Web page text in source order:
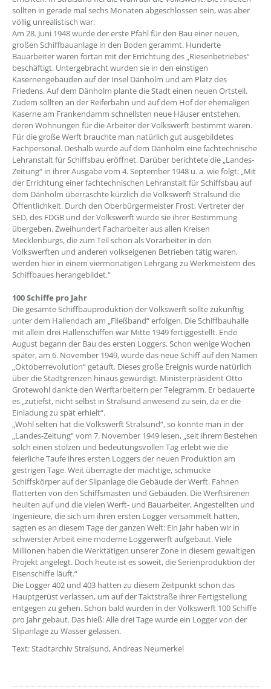
sollten in gerade mal sechs Monaten abgeschlossen sein, was aber
völlig unrealistisch war.
Am 28. Juni 1948 wurde der erste Pfahl für den Bau einer neuen,
großen Schiffbauanlage in den Boden gerammt. Hunderte
Bauarbeiter waren fortan mit der Errichtung des „Riesenbetriebes“
beschäftigt. Untergebracht wurden sie in den einstigen
Kasernengebäuden auf der Insel Dänholm und am Platz des
Friedens. Auf dem Dänholm plante die Stadt einen neuen Ortsteil.
Zudem sollten an der Reiferbahn und auf dem Hof der ehemaligen
Kaserne am Frankendamm schnellsten neue Häuser entstehen,
deren Wohnungen für die Arbeiter der Volkswerft bestimmt waren.
Für die große Werft brauchte man natürlich gut ausgebildetes
Fachpersonal. Deshalb wurde auf dem Dänholm eine fachtechnische
Lehranstalt für Schiffsbau eröffnet. Darüber berichtete die „Landes-
Zeitung“ in ihrer Ausgabe vom 4. September 1948 u. a. wie folgt: „Mit
der Errichtung einer fachtechnischen Lehranstalt für Schiffsbau auf
dem Dänholm überraschte kürzlich die Volkswerft Stralsund die
Öffentlichkeit. Durch den Oberbürgermeister Frost, Vertreter der
SED, des FDGB und der Volkswerft wurde sie ihrer Bestimmung
übergeben. Zweihundert Facharbeiter aus allen Kreisen
Mecklenburgs, die zum Teil schon als Vorarbeiter in den
Volkswerften und anderen volkseigenen Betrieben tätig waren,
werden hier in einem viermonatigen Lehrgang zu Werkmeistern des
Schiffbaues herangebildet.“
100 Schiffe pro Jahr
Die gesamte Schiffbauproduktion der Volkswerft sollte zukünftig
unter dem Hallendach am „Fließband“ erfolgen. Die Schiffbauhalle
mit allein drei Hallenschiffen war Mitte 1949 fertiggestellt. Ende
August begann der Bau des ersten Loggers. Schon wenige Wochen
später, am 6. November 1949, wurde das neue Schiff auf den Namen
„Oktoberrevolution“ getauft. Dieses große Ereignis wurde natürlich
über die Stadtgrenzen hinaus gewürdigt. Ministerpräsident Otto
Grotewohl dankte den Werftarbeitern per Telegramm. Er bedauerte
es „zutiefst, nicht selbst in Stralsund anwesend zu sein, da er die
Einladung zu spät erhielt“.
„Wohl selten hat die Volkswerft Stralsund“, so konnte man in der
„Landes-Zeitung“ vom 7. November 1949 lesen, „seit ihrem Bestehen
solch einen stolzen und bedeutungsvollen Tag erlebt wie die
feierliche Taufe ihres ersten Loggers der neuen Produktion am
gestrigen Tage. Weit überragte der mächtige, schmucke
Schiffskörper auf der Slipanlage die Gebäude der Werft. Fahnen
flatterten von den Schiffsmasten und Gebäuden. Die Werftsirenen
heulten auf und die vielen Werft- und Bauarbeiter, Angestellten und
Ingenieure, die sich um ihren ersten Logger versammelt hatten,
sagten es an diesem Tage der ganzen Welt: Ein Jahr haben wir in
schwerster Arbeit eine moderne Loggerwerft aufgebaut. Viele
Millionen haben die Werktätigen unserer Zone in diesem gewaltigen
Projekt angelegt. Doch heute ist es soweit, die Serienproduktion der
Eisenschiffe läuft.“
Die Logger 402 und 403 hatten zu diesem Zeitpunkt schon das
Hauptgerüst verlassen, um auf der Taktstraße ihrer Fertigstellung
entgegen zu gehen. Schon bald wurden in der Volkswerft 100 Schiffe
pro Jahr gebaut. Das hieß: Alle drei Tage wurde ein Logger von der
Slipanlage zu Wasser gelassen.
Text: Stadtarchiv Stralsund, Andreas Neumerkel